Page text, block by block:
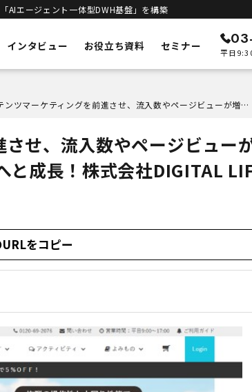
AIエージェント一体型DWH基盤」を構築
立ち上げサポート
インテリジェンス
安全な運用基盤
インタビュー お役立ち資料 セミナー 平日
コンテンツマーケティングを前進させ、流入数やページビューが増加。会員数が以前の10倍規模へと成長！株式会社DIGITAL LIFEが採用したメルカート
せ、流入数やページビュー
と成長！株式会社DIGITAL
をコピー